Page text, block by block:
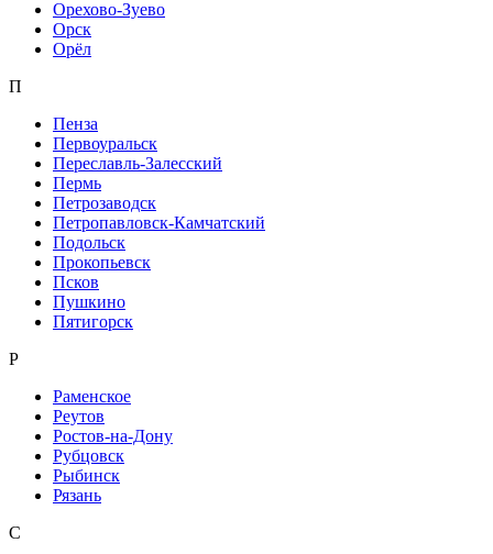
Орехово-Зуево
Орск
Орёл
П
Пенза
Первоуральск
Переславль-Залесский
Пермь
Петрозаводск
Петропавловск-Камчатский
Подольск
Прокопьевск
Псков
Пушкино
Пятигорск
Р
Раменское
Реутов
Ростов-на-Дону
Рубцовск
Рыбинск
Рязань
С